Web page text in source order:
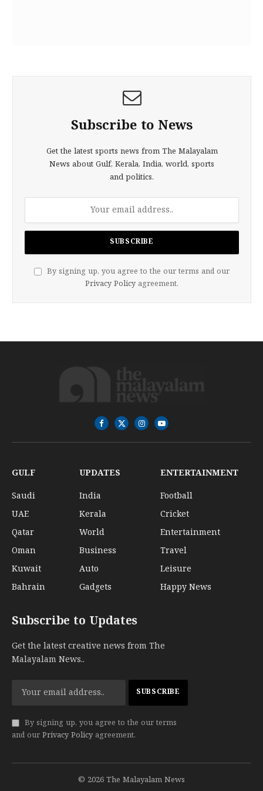
Subscribe to News
Get the latest sports news from The Malayalam
News about Gulf, Kerala, India, world, sports
and politics.
By signing up, you agree to the our terms and our
Privacy Policy agreement.
Facebook
X
(Twitter)
InstagramYouTube
GULF
Saudi
UAE
Qatar
Oman
Kuwait
Bahrain
UPDATES
India
Kerala
World
Business
Auto
Gadgets
ENTERTAINMENT
Football
Cricket
Entertainment
Travel
Leisure
Happy News
Subscribe to Updates
Get the latest creative news from The
Malayalam News..
By signing up, you agree to the our terms
and our Privacy Policy agreement.
© 2026 The Malayalam News